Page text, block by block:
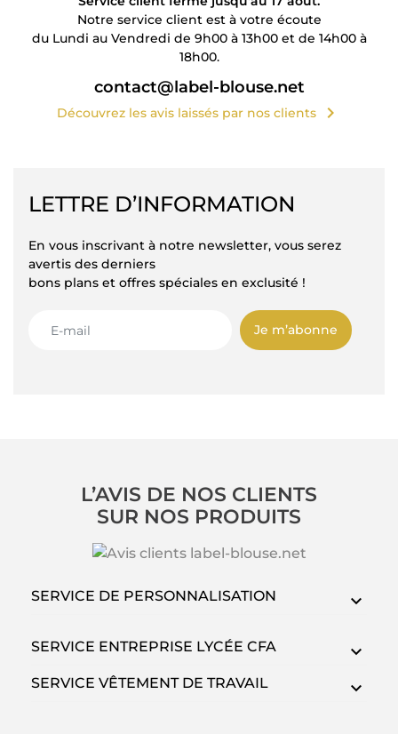
Notre service client est à votre écoute
du Lundi au Vendredi de 9h00 à 13h00 et de 14h00 à
18h00.
contact@label-blouse.net
Découvrez les avis laissés par nos clients chevron_right
LETTRE D’INFORMATION
En vous inscrivant à notre newsletter, vous serez
avertis des derniers
bons plans et offres spéciales en exclusité !
Je m’abonne
L’AVIS DE NOS CLIENTS
SUR NOS PRODUITS
SERVICE DE PERSONNALISATION
SERVICE ENTREPRISE LYCÉE CFA
SERVICE VÊTEMENT DE TRAVAIL